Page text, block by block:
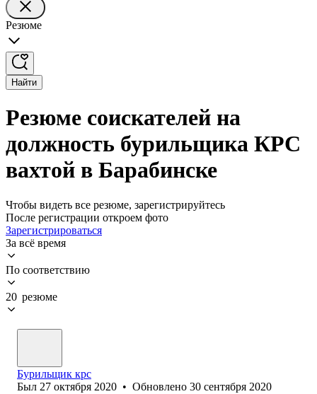
Резюме
Найти
Резюме соискателей на
должность бурильщика КРС
вахтой в Барабинске
Чтобы видеть все резюме, зарегистрируйтесь
После регистрации откроем фото
Зарегистрироваться
За всё время
По соответствию
20 резюме
Бурильщик крс
Был 27 октября 2020 • Обновлено 30 сентября 2020